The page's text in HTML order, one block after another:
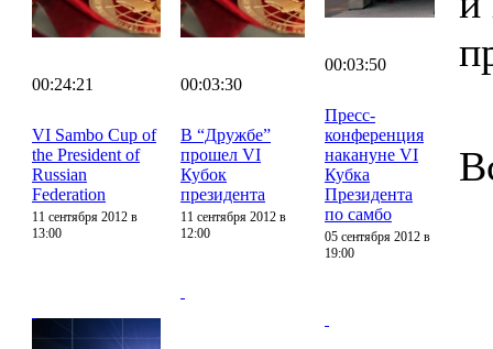
00:24:21
VI Sambo Cup of
the President of
Russian
Federation
11 сентября 2012 в
13:00
00:03:30
В “Дружбе”
прошел VI
Кубок
президента
11 сентября 2012 в
12:00
00:03:50
Пресс-
конференция
накануне VI
Кубка
Президента
по самбо
05 сентября 2012 в
19:00